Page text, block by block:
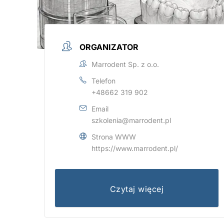
ORGANIZATOR
Marrodent Sp. z o.o.
Telefon
+48662 319 902
Email
szkolenia@marrodent.pl
Strona WWW
https://www.marrodent.pl/
Czytaj więcej